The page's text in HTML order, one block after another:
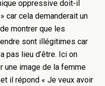
oppressive doit-il
car cela demanderait un
montrer que les
sont illégitimes car
pas lieu d’être. Ici on
une image de la femme
il répond « Je veux avoir